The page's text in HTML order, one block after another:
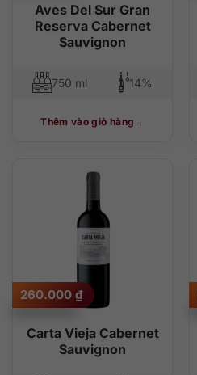
Aves Del Sur Gran
Reserva Cabernet
Sauvignon
750 ml 14%
Thêm vào giỏ hàng
Carta Vieja Cabernet
Sauvignon
260.000 ₫